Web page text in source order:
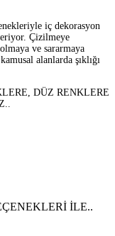
iç dekorasyon
Çizilmeye
ve sararmaya
alanlarda şıklığı
DÜZ RENKLERE
İLE..